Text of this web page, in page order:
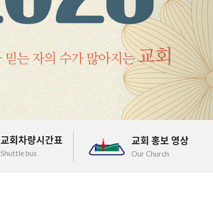
교회차량시간표
Shuttle bus
교회 홍보 영상
Our Church